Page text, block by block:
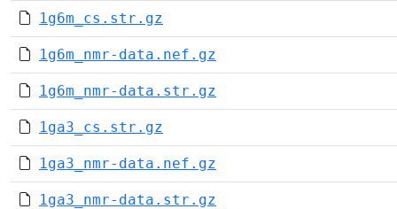
1g6m_cs.str.gz
1g6m_nmr-data.nef.gz
1g6m_nmr-data.str.gz
1ga3_cs.str.gz
1ga3_nmr-data.nef.gz
1ga3_nmr-data.str.gz